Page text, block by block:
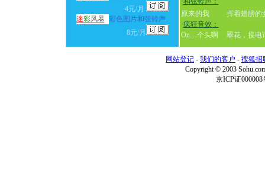
4元/月
迷彩风暴 彩色图片和弦铃声
8元/月
原来的我
挥着翅膀的
·疯狂音效：
On…个头啊
翠花，接
网站登记 - 我们的客户 - 搜狐招
Copyright © 2003
京ICP证